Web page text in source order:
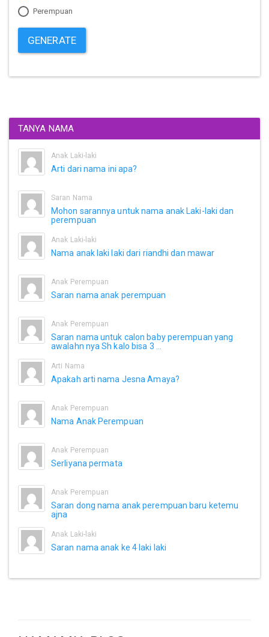
Perempuan
GENERATE
TANYA NAMA
Anak Laki-laki
Arti dari nama ini apa?
Saran Nama
Mohon sarannya untuk nama anak Laki-laki dan
perempuan
Anak Laki-laki
Nama anak laki laki dari riandhi dan mawar
Anak Perempuan
Saran nama anak perempuan
Anak Perempuan
Saran nama untuk calon baby perempuan yang
awalahn nya Sh kalo bisa 3 ...
Arti Nama
Apakah arti nama Jesna Amaya?
Anak Perempuan
Nama Anak Perempuan
Anak Perempuan
Serliyana permata
Anak Perempuan
Saran dong nama anak perempuan baru ketemu
ajna
Anak Laki-laki
Saran nama anak ke 4 laki laki